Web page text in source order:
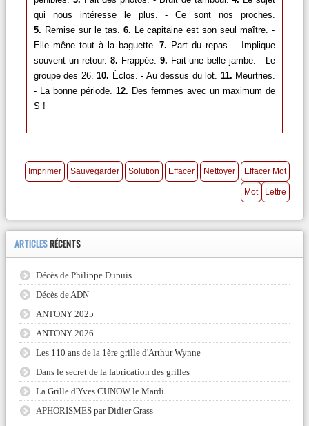
qui nous intéresse le plus. - Ce sont nos proches.
5. Remise sur le tas. 6. Le capitaine est son seul maître. -
Elle mêne tout à la baguette. 7. Part du repas. - Implique
souvent un retour. 8. Frappée. 9. Fait une belle jambe. - Le
groupe des 26. 10. Éclos. - Au dessus du lot. 11. Meurtries.
- La bonne période. 12. Des femmes avec un maximum de
S !
ARTICLESRÉCENTS
Décès de Philippe Dupuis
Décès de ADN
ANTONY 2025
ANTONY 2026
Les 110 ans de la 1ère grille d'Arthur Wynne
Dans le secret de la fabrication des grilles
La Grille d'Yves CUNOW le Mardi
APHORISMES par Didier Grass